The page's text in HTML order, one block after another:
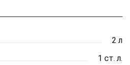
2 л
1 ст. л.